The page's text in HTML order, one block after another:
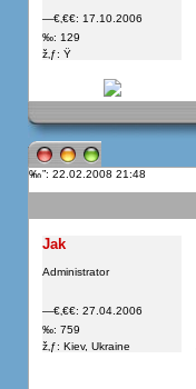
—€‚€€: 17.10.2006
‰: 129
ž‚ƒ: Ÿ
”: 22.02.2008 21:48
Jak
Administrator
—€‚€€: 27.04.2006
‰: 759
ž‚ƒ: Kiev, Ukraine